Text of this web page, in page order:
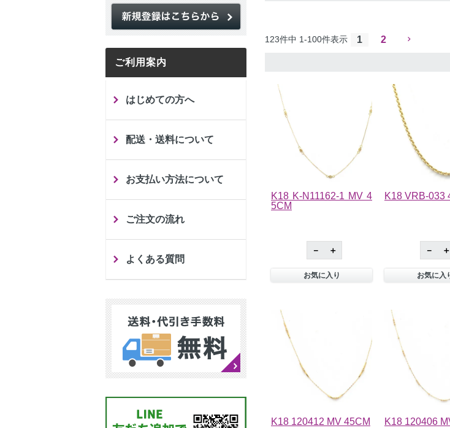
123件中 1-100件表示 1 2
K18 K-N11162-1 MV 4
5CM
－ ＋
お気に入り
K18 VRB-033
－ ＋
お気に入
K18 120412 MV 45CM K18 120406
ご利用案内
はじめての方へ
配送・送料について
お支払い方法について
ご注文の流れ
よくある質問